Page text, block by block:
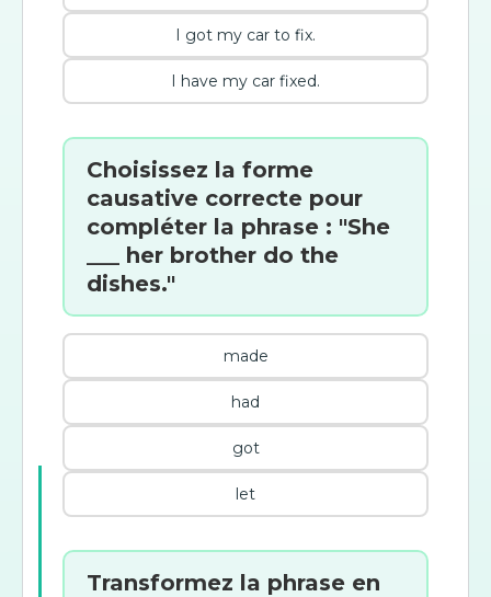
I got my car to fix.
I have my car fixed.
Choisissez la forme
causative correcte pour
compléter la phrase : "She
___ her brother do the
dishes."
made
had
got
let
Transformez la phrase en